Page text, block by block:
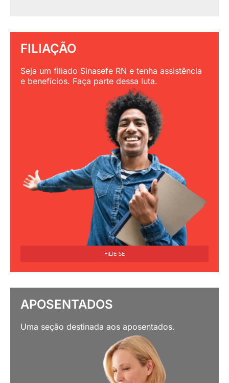
FILIAÇÃO
Seja um filiado Sinasefe RN e tenha assistência
e benefícios. Faça parte dessa luta.
FILIE-SE
APOSENTADOS
Uma seção destinada aos aposentados.